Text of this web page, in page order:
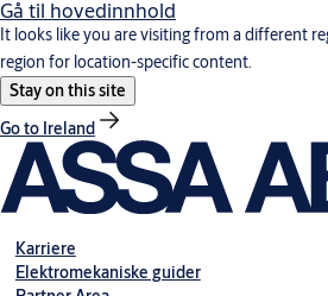
Gå til hovedinnhold
It looks like you are visiting from a different
region for location-specific content.
Stay on this site
Go to Ireland
Karriere
Elektromekaniske guider